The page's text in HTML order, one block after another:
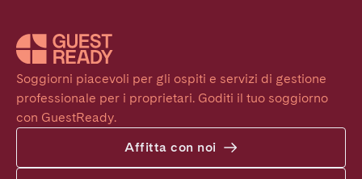
Soggiorni piacevoli per gli ospiti e servizi di gestione
professionale per i proprietari. Goditi il tuo soggiorno
con GuestReady.
Affitta con noi